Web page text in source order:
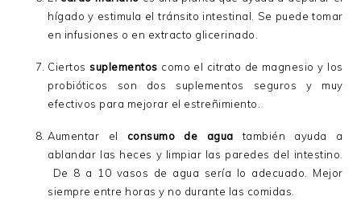
hígado y estimula el tránsito intestinal. Se puede tomar
en infusiones o en extracto glicerinado.
Ciertossuplementos como el citrato de magnesio y los
probióticos son dos suplementos seguros y muy
efectivos para mejorar el estreñimiento.
Aumentar el consumo de agua también ayuda a
ablandar las heces y limpiar las paredes del intestino.
De 8 a 10 vasos de agua sería lo adecuado. Mejor
siempre entre horas y no durante las comidas.